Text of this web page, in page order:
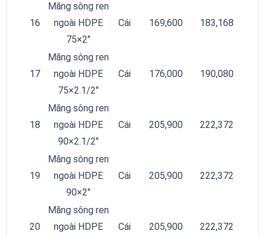
16
Măng sông ren
ngoài HDPE
75×2″
Cái 169,600 183,168
17
Măng sông ren
ngoài HDPE
75×2.1/2″
Cái 176,000 190,080
18
Măng sông ren
ngoài HDPE
90×2.1/2″
Cái 205,900 222,372
19
Măng sông ren
ngoài HDPE
90×2″
Cái 205,900 222,372
20
Măng sông ren
ngoài HDPE
Cái 205,900 222,372